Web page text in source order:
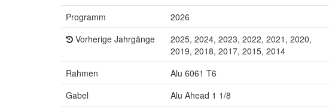
Programm
2026
Vorherige Jahrgänge
2025, 2024, 2023, 2022, 2021, 2020,
2019, 2018, 2017, 2015, 2014
Rahmen
Alu 6061 T6
Gabel
Alu Ahead 1 1/8